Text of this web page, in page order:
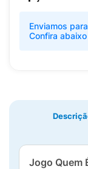
Enviamos
Confira
Jogo Quem